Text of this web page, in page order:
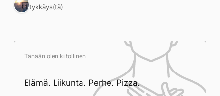
1 tykkäys(tä)
Tänään olen kiitollinen
Elämä. Liikunta. Perhe. Pizza.